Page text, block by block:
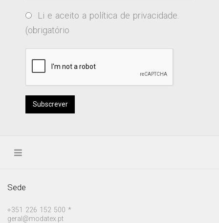
Li e aceito a política de privacidade
(obrigatório
Subscrever
Sede
+351 226 152 500 *
geral@modatex.pt